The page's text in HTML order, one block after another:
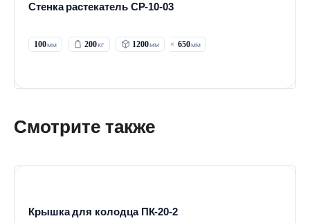
Стенка растекатель СР-10-03
100 200 1200 650
Смотрите также
Крышка для колодца ПК-20-2